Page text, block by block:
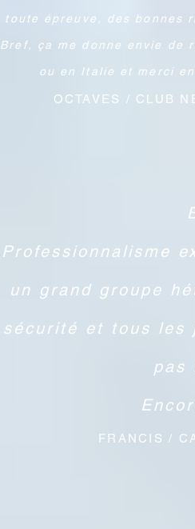
Bref, ça me donne envie de
ou en Italie et merci
toute épreuve, des bonnes
Bref, ça me donne envie de
ou en Italie et merci
OCTAVES / CLUB
Professionnalisme
un grand groupe
sécurité et tous les
pas
FRANCIS /